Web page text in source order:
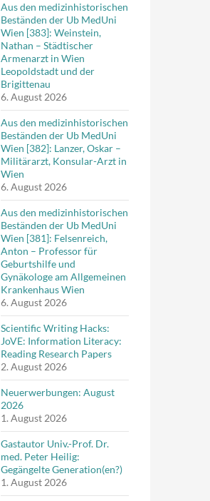
Aus den medizinhistorischen
Beständen der Ub MedUni
Wien [383]: Weinstein,
Nathan – Städtischer
Armenarzt in Wien
Leopoldstadt und der
Brigittenau
6. August 2026
Aus den medizinhistorischen
Beständen der Ub MedUni
Wien [382]: Lanzer, Oskar –
Militärarzt, Konsular-Arzt in
Wien
6. August 2026
Aus den medizinhistorischen
Beständen der Ub MedUni
Wien [381]: Felsenreich,
Anton – Professor für
Geburtshilfe und
Gynäkologe am Allgemeinen
Krankenhaus Wien
6. August 2026
Scientific Writing Hacks:
JoVE: Information Literacy:
Reading Research Papers
2. August 2026
Neuerwerbungen: August
2026
1. August 2026
Gastautor Univ.-Prof. Dr.
med. Peter Heilig:
Gegängelte Generation(en?)
1. August 2026